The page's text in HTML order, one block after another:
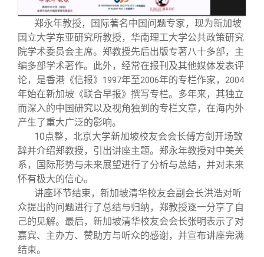
校友讲坛
校友视界
实用信息
总会章程
理事会名单
制度法规
联系我们
郑永年教授，国际著名中国问题专家，现为新加坡
国立大学东亚研究所教授，华南理工大学公共政策研究
院学术委员会主席。郑教授先后出版专著八十多部，主
编多部学术著作。此外，经常在报刊及其他媒体发表评
论，是香港《信报》 1997年至2006年的专栏作家， 2004
年始在新加坡《联合早报》撰写专栏。多年来，其独立
而深入的中国研究以及视角独到的专栏文章，在海内外
产生了重大广泛的影响。
10点整，北京大学新加坡校友会会长傅方剑开场致
辞并介绍郑教授，引出讲座主题。郑永年教授对中美关
系，国际形势与未来展望进行了分析与总结，并对未来
怀有极大的信心。
讲座环节结束，新加坡清华校友会副会长洪浩对听
众提出的问题进行了总结与归纳，郑教授逐一分享了自
己的见解。最后，新加坡清华校友会会长张明表示了对
嘉宾、主办方、赞助方与听众的感谢，并宣布讲座完满
结束。